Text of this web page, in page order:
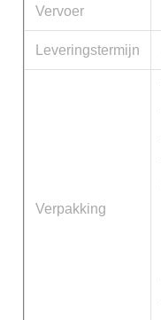
Vervoer
Leveringstermijn
Verpakking